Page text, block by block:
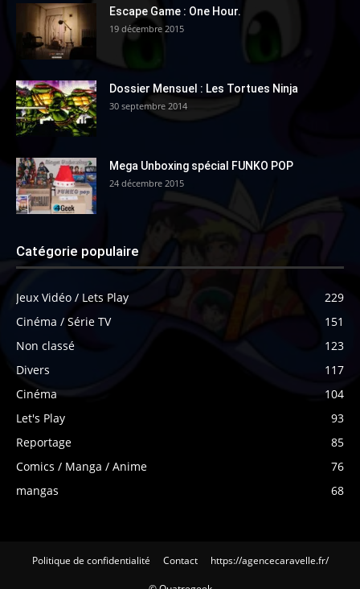
Escape Game : One Hour.
19 décembre 2015
Dossier Mensuel : Les Tortues Ninja
30 septembre 2014
Mega Unboxing spécial FUNKO POP
24 décembre 2015
Catégorie populaire
Jeux Vidéo / Lets Play
229
Cinéma / Série TV
151
Non classé
123
Divers
117
Cinéma
104
Let's Play
93
Reportage
85
Comics / Manga / Anime
76
mangas
68
Politique de confidentialité Contact https://agencecaravelle.fr/